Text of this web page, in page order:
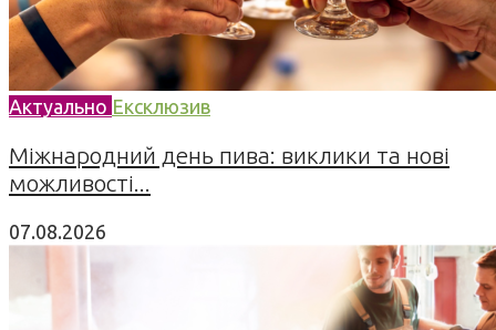
Актуально Ексклюзив
Міжнародний день пива: виклики та нові
можливості...
07.08.2026